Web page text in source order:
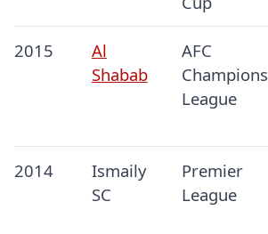
2015
Al
Shabab
AFC
Champions
League
2014
Ismaily
SC
Premier
League